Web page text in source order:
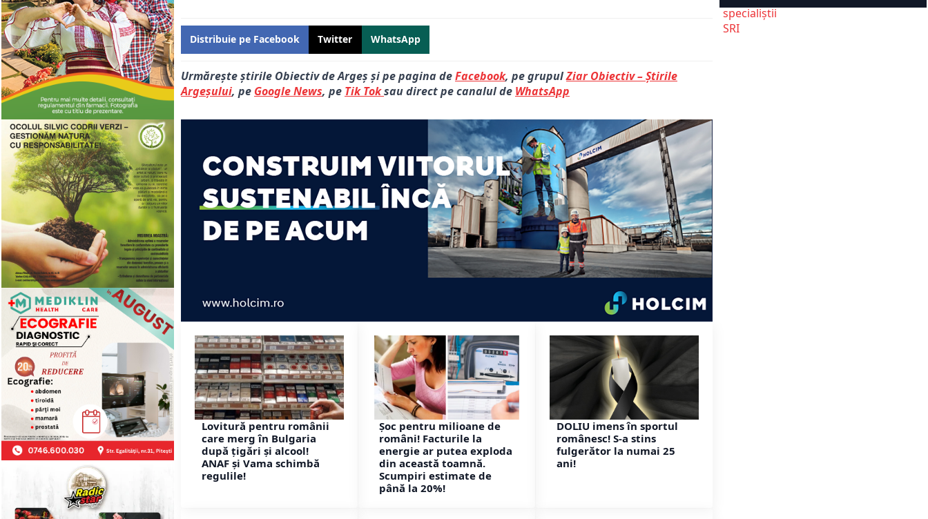
Distribuie pe Facebook Twitter WhatsApp
Urmărește știrile Obiectiv de Argeș și pe pagina deFacebook, pe grupulZiar Obiectiv – Știrile
Argeșului, pe Google News, pe Tik Toksau direct pe canalul de WhatsApp
Lovitură pentru românii
care merg în Bulgaria
după țigări și alcool!
ANAF și Vama schimbă
regulile!
Șoc pentru milioane de
români! Facturile la
energie ar putea exploda
din această toamnă.
Scumpiri estimate de
până la 20%!
DOLIU imens în sportul
românesc! S-a stins
fulgerător la numai 25
ani!